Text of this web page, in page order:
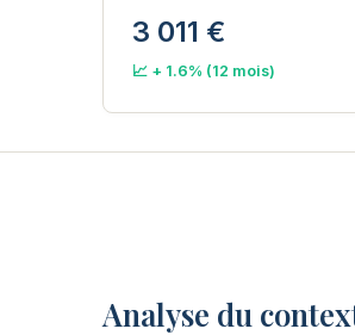
3 011 €
📈 + 1.6% (12 mois)
Analyse du